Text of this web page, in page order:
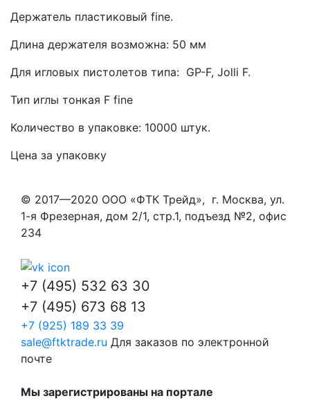
Держатель пластиковый fine.
Длина держателя возможна: 50 мм
Для игловых пистолетов типа: GP-F, Jolli F.
Тип иглы тонкая F fine
Количество в упаковке: 10000 штук.
Цена за упаковку
© 2017—2020 ООО «ФТК Трейд», г. Москва, ул.
1-я Фрезерная, дом 2/1, стр.1, подъезд №2, офис
234
+7 (495) 532 63 30
+7 (495) 673 68 13
+7 (925) 189 33 39
sale@ftktrade.ru Для заказов по электронной
почте
Мы зарегистрированы на портале